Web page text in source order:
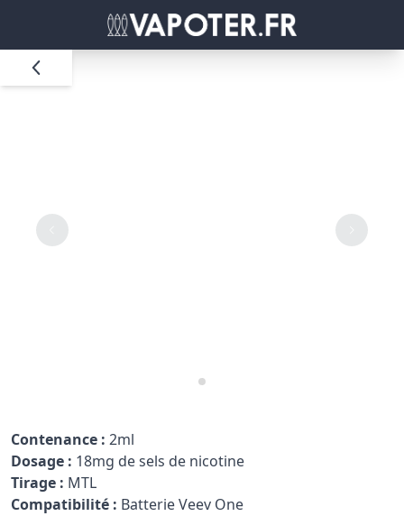
Contenance : 2ml
Dosage : 18mg de sels de nicotine
Tirage : MTL
Compatibilité : Batterie Veev One